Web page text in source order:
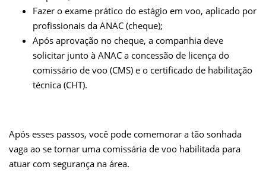
Fazer o exame prático do estágio em voo, aplicado por
profissionais da ANAC (cheque);
Após aprovação no cheque, a companhia deve
solicitar junto à ANAC a concessão de licença do
comissário de voo (CMS) e o certificado de habilitação
técnica (CHT).
Após esses passos, você pode comemorar a tão sonhada
vaga ao se tornar uma comissária de voo habilitada para
atuar com segurança na área.